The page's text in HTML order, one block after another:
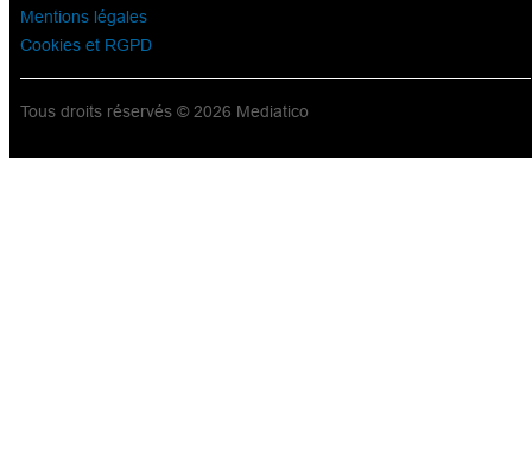
Mentions légales
Cookies et RGPD
Tous droits réservés © 2026 Mediatico